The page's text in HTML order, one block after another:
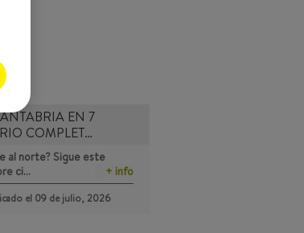
EN 7
COMPLET…
al norte? Sigue este
ci…
+ info
el 09 de julio, 2026